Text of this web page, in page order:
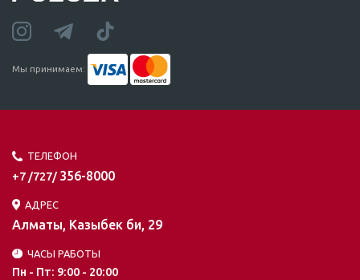
Мы принимаем:
ТЕЛЕФОН
+7 /727/ 356-8000
АДРЕС
Алматы, Казыбек би, 29
ЧАСЫ РАБОТЫ
Пн - Пт: 9:00 - 20:00